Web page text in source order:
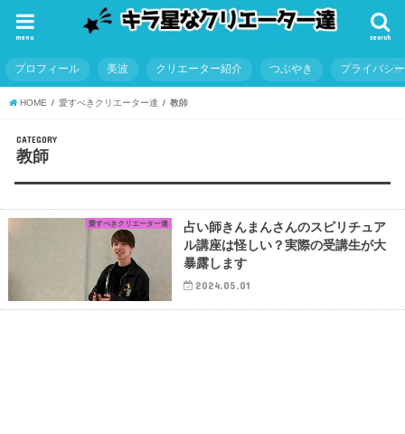
search
menu
プロフィール 美波 クリエーター紹介 つぶやき プライバシ
HOME 愛すべきクリエーター達 教師
CATEGORY
教師
愛すべきクリエーター達
占い師きんまんさんのスピリチュア
ル講座は怪しい？実際の受講生が大
暴露します
2024.05.01